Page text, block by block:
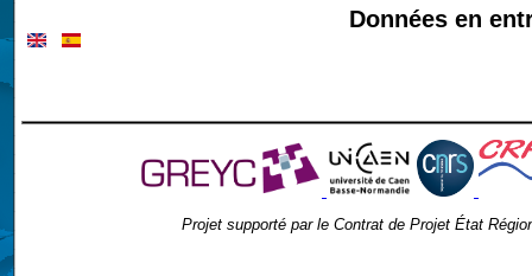
Données en
Projet supporté par le Contrat de Projet État